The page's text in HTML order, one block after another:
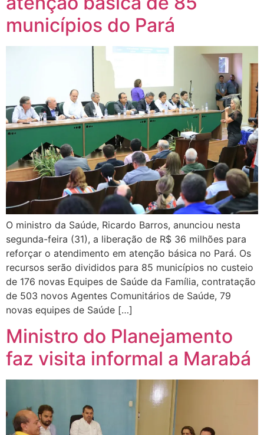
municípios do Pará
O ministro da Saúde, Ricardo Barros, anunciou nesta
segunda-feira (31), a liberação de R$ 36 milhões para
reforçar o atendimento em atenção básica no Pará. Os
recursos serão divididos para 85 municípios no custeio
de 176 novas Equipes de Saúde da Família, contratação
de 503 novos Agentes Comunitários de Saúde, 79
novas equipes de Saúde […]
Ministro do Planejamento
faz visita informal a Marabá